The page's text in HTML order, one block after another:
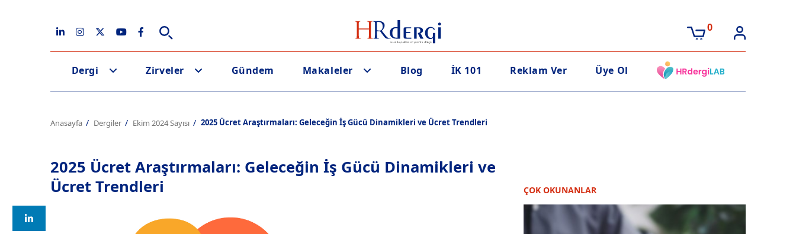
0
Dergi Zirveler Gündem Makaleler Blog İK 101 Reklam Ver Üye Ol
Anasayfa Dergiler Ekim 2024 Sayısı 2025 Ücret Araştırmaları: Geleceğin İş Gücü Dinamikleri ve Ücret Trendleri
2025 Ücret Araştırmaları: Geleceğin İş Gücü Dinamikleri ve
Ücret Trendleri
ÇOK OKUNANLAR